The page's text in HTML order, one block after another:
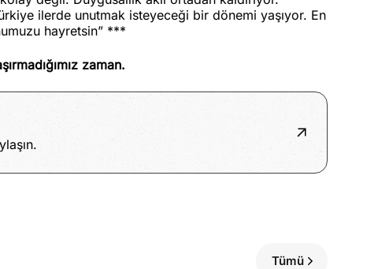
ilerde unutmak isteyeceği bir dönemi yaşıyor. En
hayretsin” ***
zaman.
Tümü